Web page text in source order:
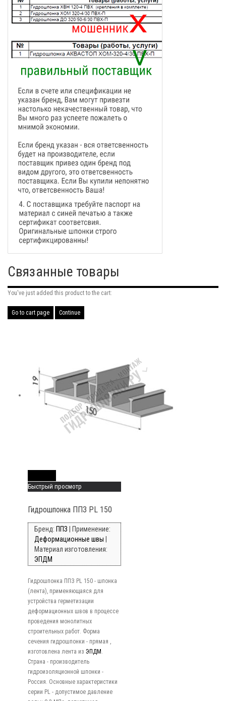
Связанные товары
You've just added this product to the cart:
Go to cart page Continue
Быстрый просмотр
Гидрошпонка ППЗ PL 150
Бренд: ППЗ | Применение:
Деформационные швы
Материал изготовления:
ЭПДМ
Гидрошпонка ППЗ PL 150 - шпонка
(лента), применяющаяся для
устройства герметизации
деформационных швов в процессе
проведения монолитных
строительных работ. Форма
сечения гидрошпонки - прямая ,
изготовлена лента из ЭПДМ .
Страна - производитель
гидроизоляционной шпонки -
Россия. Основные характеристики
серии PL - допустимое давление